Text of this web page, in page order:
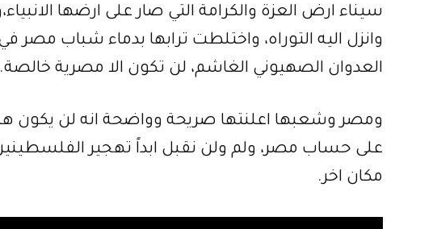
سيناء ارض العزة والكرامة التي صار على ارضها
وانزل اليه التوراه، واختلطت ترابها بدماء شباب مصر
العدوان الصهيوني الغاشم، لن تكون الا مصرية خالصة.
ومصر وشعبها اعلنتها صريحة وواضحة انه لن يكون
على حساب مصر، ولم ولن نقبل ابداً تهجير
مكان اخر.